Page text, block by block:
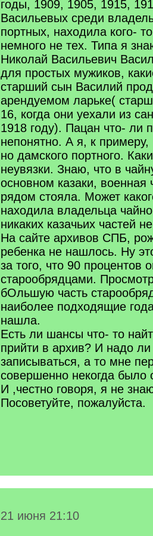
годы, 1909, 1905, 1915,
Васильевых среди
портных, находила кого-
немного не тех. Типа я
Николай Васильевич
для простых мужиков,
старший сын Василий
арендуемом ларьке(
16, когда они уехали из
1918 году). Пацан что- ли
непонятно. А я, к
но дамского портного.
неувязки. Знаю, что в
основном казаки, военная
рядом стояла. Может
находила владельца
никаких казачьих частей
На сайте архивов СПБ,
ребенка не нашлось. Ну
за того, что 90 процентов
старообрядцами.
бОльшую часть
наиболее подходящие
нашла.
Есть ли шансы что- то
прийти в архив? И надо ли
записываться, а то мне
совершенно некогда было
И ,честно говоря, я не
Посоветуйте, пожалуйста.
21 июня 21:10